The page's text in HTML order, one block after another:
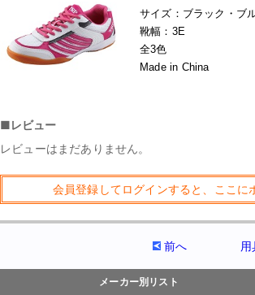
サイズ：ブラック・ブ
靴幅：3E
全3色
Made in China
■レビュー
レビューはまだありません。
会員登録してログインすると、ここ
前へ
メーカー別リスト